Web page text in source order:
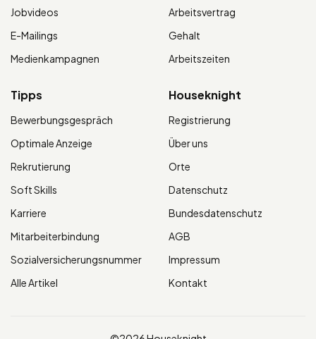
Jobvideos
E-Mailings
Medienkampagnen
Arbeitsvertrag
Gehalt
Arbeitszeiten
Tipps
Bewerbungsgespräch
Optimale Anzeige
Rekrutierung
Soft Skills
Karriere
Mitarbeiterbindung
Sozialversicherungsnummer
Alle Artikel
Houseknight
Registrierung
Über uns
Orte
Datenschutz
Bundesdatenschutz
AGB
Impressum
Kontakt